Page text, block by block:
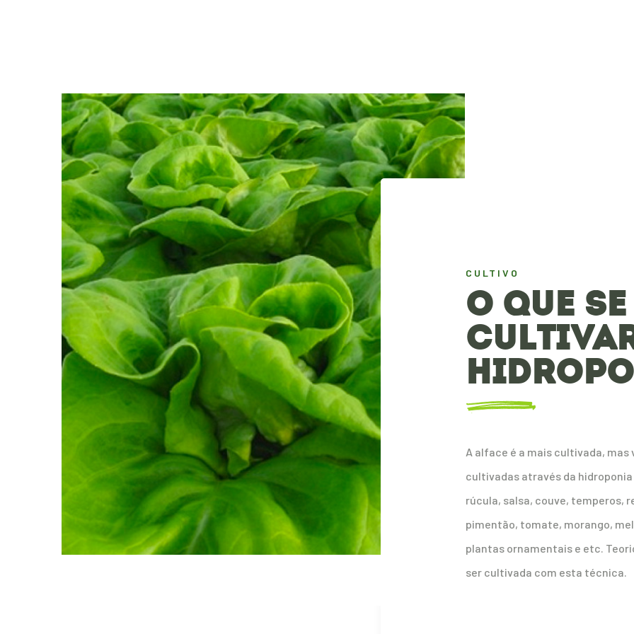
CULTIVO
O QUE
A alface é a mais cultivada,
cultivadas através da
rúcula, salsa, couve, temperos,
pimentão, tomate, morango,
plantas ornamentais e etc.
ser cultivada com esta técnica.